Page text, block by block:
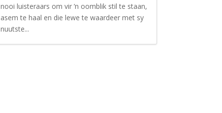
nooi luisteraars om vir ’n oomblik stil te staan,
asem te haal en die lewe te waardeer met sy
nuutste...